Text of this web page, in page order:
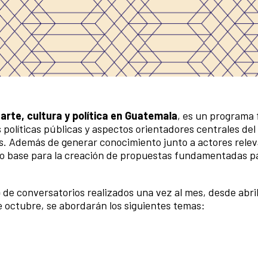
cultura y política en Guatemala, es un
públicas y aspectos orientadores centrales del
Además de generar conocimiento junto a actores
base para la creación de propuestas fundamentadas
conversatorios realizados una vez al mes, desde
se abordarán los siguientes temas: